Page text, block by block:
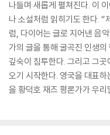
나들며 새롭게 펼쳐진다. 이
나 소설처럼 읽히기도 한다. “
럼, 다이어는 글로 지어낸 음
가의 글을 통해 굴곡진 인생
깊숙이 침투한다. 그리고 그
오기 시작한다. 영국을 대표하
을 황덕호 재즈 평론가가 우리